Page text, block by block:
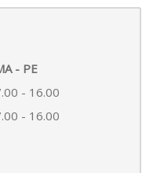
- PE
- 16.00
- 16.00